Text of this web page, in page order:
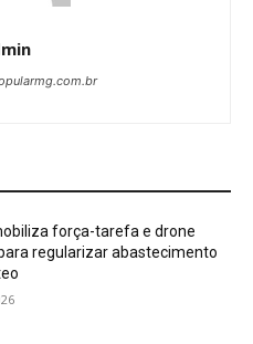
força-tarefa e drone
regularizar abastecimento